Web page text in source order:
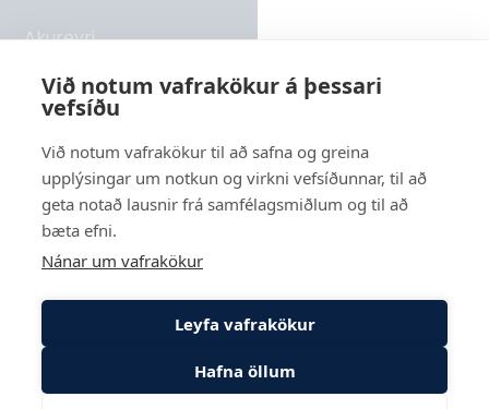
Við notum vafrakökur á þessari
vefsíðu
Við notum vafrakökur til að safna og greina
upplýsingar um notkun og virkni vefsíðunnar, til að
geta notað lausnir frá samfélagsmiðlum og til að
bæta efni.
Nánar um vafrakökur
Leyfa vafrakökur
Hafna öllum
Akureyri
Rangárvellir 2 - hús 8, 603 Akureyri
Sími
569 6000
Reykjavík
Suðurlandsbraut 24, 108 Reykjavík